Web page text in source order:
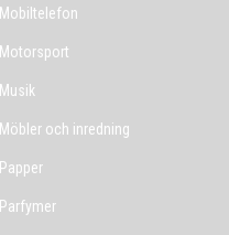
Mobiltelefon
Motorsport
Musik
Möbler och inredning
Papper
Parfymer